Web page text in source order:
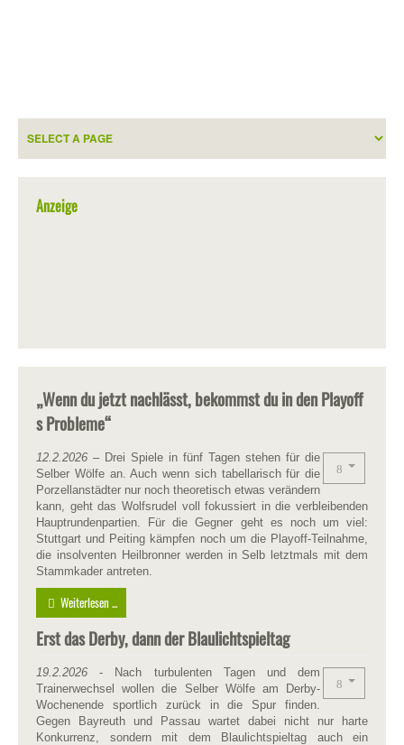
Anzeige
„Wenn du jetzt nachlässt, bekommst du in den Playoff
s Probleme“
12.2.2026 – Drei Spiele in fünf Tagen stehen für die
Selber Wölfe an. Auch wenn sich tabellarisch für die
Porzellanstädter nur noch theoretisch etwas verändern
kann, geht das Wolfsrudel voll fokussiert in die verbleibenden
Hauptrundenpartien. Für die Gegner geht es noch um viel:
Stuttgart und Peiting kämpfen noch um die Playoff-Teilnahme,
die insolventen Heilbronner werden in Selb letztmals mit dem
Stammkader antreten.
Weiterlesen ...
Erst das Derby, dann der Blaulichtspieltag
19.2.2026 - Nach turbulenten Tagen und dem
Trainerwechsel wollen die Selber Wölfe am Derby-
Wochenende sportlich zurück in die Spur finden.
Gegen Bayreuth und Passau wartet dabei nicht nur harte
Konkurrenz, sondern mit dem Blaulichtspieltag auch ein